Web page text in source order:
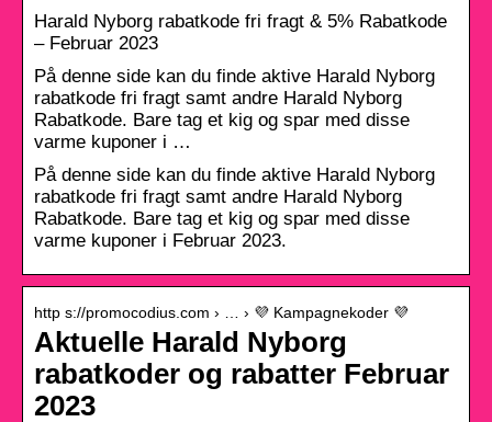
Harald Nyborg rabatkode fri fragt & 5% Rabatkode
– Februar 2023
På denne side kan du finde aktive Harald Nyborg
rabatkode fri fragt samt andre Harald Nyborg
Rabatkode. Bare tag et kig og spar med disse
varme kuponer i …
På denne side kan du finde aktive Harald Nyborg
rabatkode fri fragt samt andre Harald Nyborg
Rabatkode. Bare tag et kig og spar med disse
varme kuponer i Februar 2023.
http s://promocodius.com › … › 💜 Kampagnekoder 💜
Aktuelle Harald Nyborg
rabatkoder og rabatter Februar
2023